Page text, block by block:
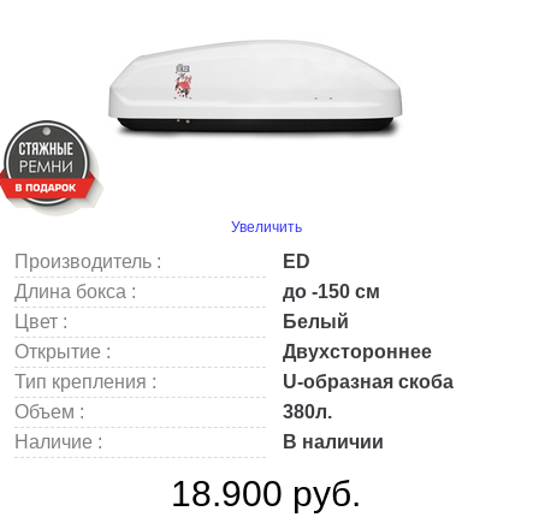
Увеличить
Производитель :
ED
Длина бокса :
до -150 см
Цвет :
Белый
Открытие :
Двухстороннее
Тип крепления :
U-образная скоба
Объем :
380л.
Наличие :
В наличии
18.900 руб.